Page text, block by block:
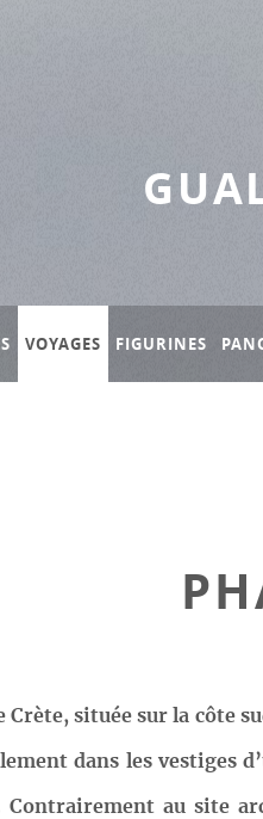
VOYAGES FIGURINES
située sur la côte
dans les vestiges
au site